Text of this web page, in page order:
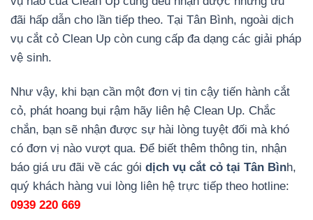
đãi hấp dẫn cho lần tiếp theo. Tại Tân Bình, ngoài dịch
vụ cắt cỏ Clean Up còn cung cấp đa dạng các giải pháp
vệ sinh.
Như vậy, khi bạn cần một đơn vị tin cậy tiến hành cắt
cỏ, phát hoang bụi rậm hãy liên hệ Clean Up. Chắc
chắn, bạn sẽ nhận được sự hài lòng tuyệt đối mà khó
có đơn vị nào vượt qua. Để biết thêm thông tin, nhận
báo giá ưu đãi về các gói dịch vụ cắt cỏ tại Tân Bình,
quý khách hàng vui lòng liên hệ trực tiếp theo hotline:
0939 220 669